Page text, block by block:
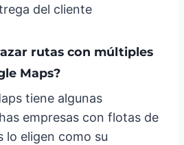
del cliente
rutas con múltiples
Maps?
tiene algunas
empresas con flotas de
lo eligen como su